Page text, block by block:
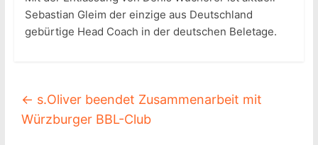
Sebastian Gleim der einzige aus Deutschland
gebürtige Head Coach in der deutschen Beletage.
← s.Oliver beendet Zusammenarbeit mit
Würzburger BBL-Club